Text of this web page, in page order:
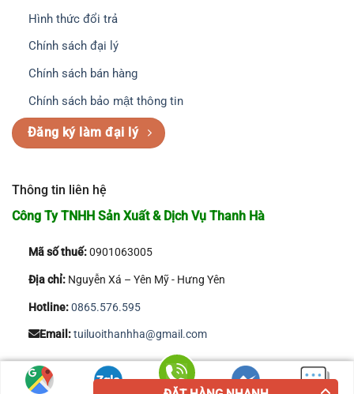
Hình thức đổi trả
Chính sách đại lý
Chính sách bán hàng
Chính sách bảo mật thông tin
Đăng ký làm đại lý
Thông tin liên hệ
Công Ty TNHH Sản Xuất & Dịch Vụ Thanh Hà
Mã số thuế:0901063005
Địa chỉ:Nguyễn Xá – Yên Mỹ - Hưng Yên
Hotline:0865.576.595
Email:tuiluoithanhha@gmail.com
Copyright 2026 © Công Ty TNHH Sản Xuất & Dịch Vụ Thanh Hà